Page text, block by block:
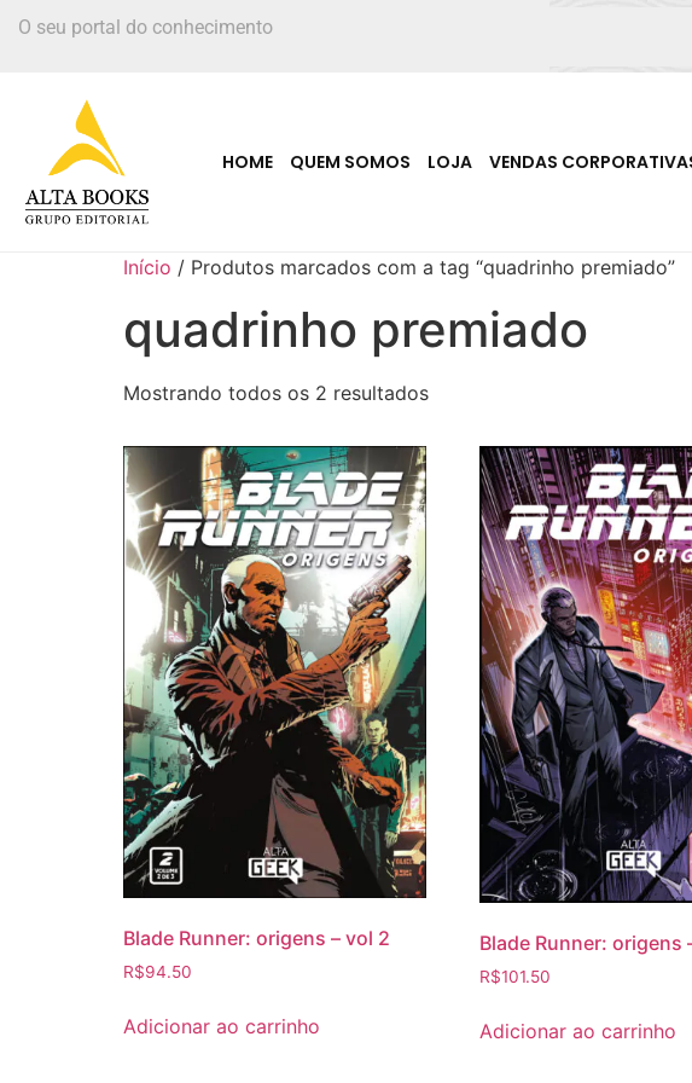
O seu portal do conhecimento
HOME QUEM SOMOS LOJA VENDAS
Início / Produtos marcados com a tag “quadrinho premiado”
quadrinho premiado
Mostrando todos os 2 resultados
Blade Runner: origens – vol 2
R$94.50
Adicionar ao carrinho
Blade Runner: origens
R$101.50
Adicionar ao carrinho